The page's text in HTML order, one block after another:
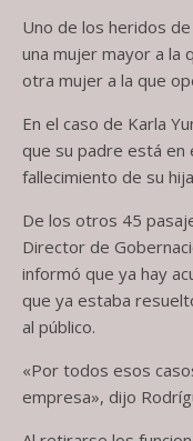
Uno de los heridos
una mujer mayor a la
otra mujer a la que
En el caso de Karla
que su padre está en
fallecimiento de su
De los otros 45
Director de
informó que ya hay
que ya estaba
al público.
«Por todos esos
empresa», dijo